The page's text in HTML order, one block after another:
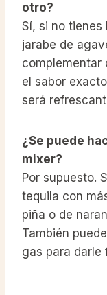
otro?
Sí, si no tienes
jarabe de
complementar
el sabor
será
¿Se puede
mixer?
Por supuesto.
tequila con
piña o de
También
gas para darle